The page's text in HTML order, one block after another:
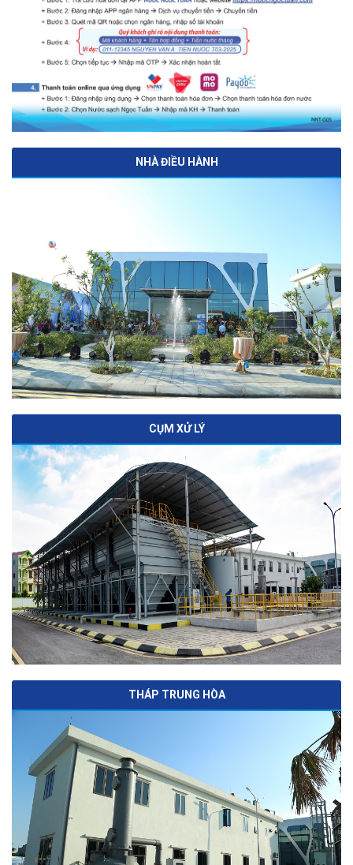
NHÀ ĐIỀU HÀNH
CỤM XỬ LÝ
THÁP TRUNG HÒA